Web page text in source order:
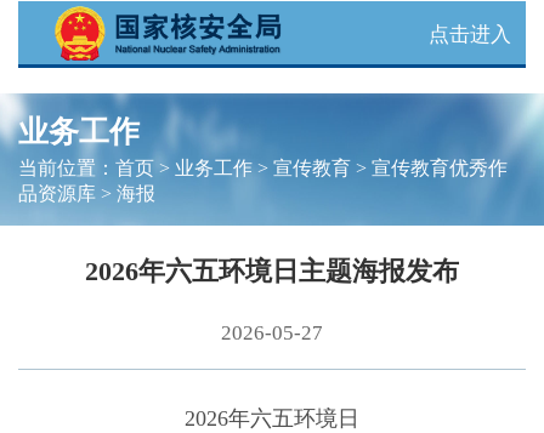
点击进入
业务工作
当前位置： 首页> 业务工作> 宣传教育> 宣传教育优秀作
品资源库> 海报
2026年六五环境日主题海报发布
2026-05-27
2026年六五环境日